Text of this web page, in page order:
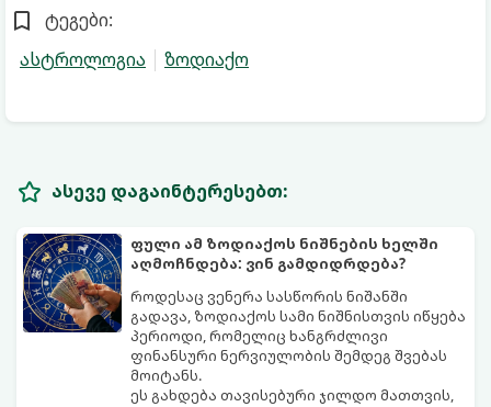
ტეგები:
ასტროლოგია
ზოდიაქო
ასევე დაგაინტერესებთ:
ფული ამ ზოდიაქოს ნიშნების ხელში
აღმოჩნდება: ვინ გამდიდრდება?
როდესაც ვენერა სასწორის ნიშანში
გადავა, ზოდიაქოს სამი ნიშნისთვის იწყება
პერიოდი, რომელიც ხანგრძლივი
ფინანსური ნერვიულობის შემდეგ შვებას
მოიტანს.
ეს გახდება თავისებური ჯილდო მათთვის,